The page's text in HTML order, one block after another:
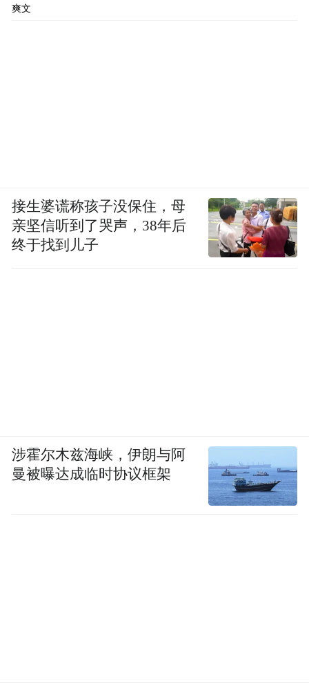
爽文
接生婆谎称孩子没保住，母
亲坚信听到了哭声，38年后
终于找到儿子
涉霍尔木兹海峡，伊朗与阿
曼被曝达成临时协议框架